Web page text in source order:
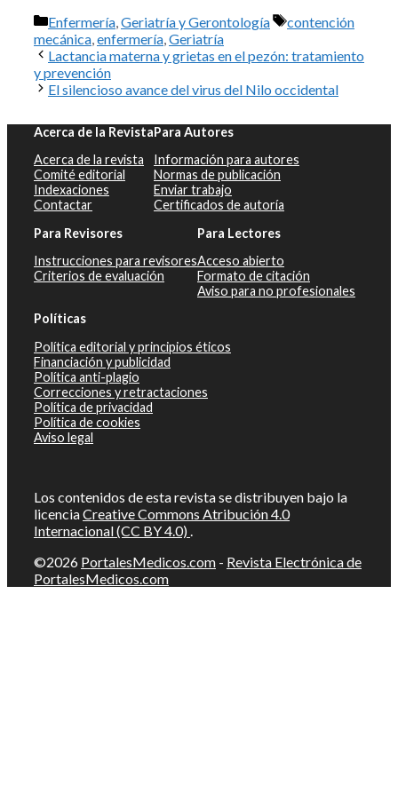
Categorías
Enfermería Geriatría y Gerontología Etiquetas
contención
mecánica enfermería Geriatría
Lactancia materna y grietas en el pezón: tratamiento
y prevención
El silencioso avance del virus del Nilo occidental
Acerca de la Revista
Acerca de la revista
Comité editorial
Indexaciones
Contactar
Para Autores
Información para autores
Normas de publicación
Enviar trabajo
Certificados de autoría
Para Revisores
Instrucciones para revisores
Criterios de evaluación
Para Lectores
Acceso abierto
Formato de citación
Aviso para no profesionales
Políticas
Política editorial y principios éticos
Financiación y publicidad
Política anti-plagio
Correcciones y retractaciones
Política de privacidad
Política de cookies
Aviso legal
Los contenidos de esta revista se distribuyen bajo la
licenciaCreative Commons Atribución 4.0
Internacional (CC BY 4.0) .
©2026 PortalesMedicos.com - Revista Electrónica de
PortalesMedicos.com